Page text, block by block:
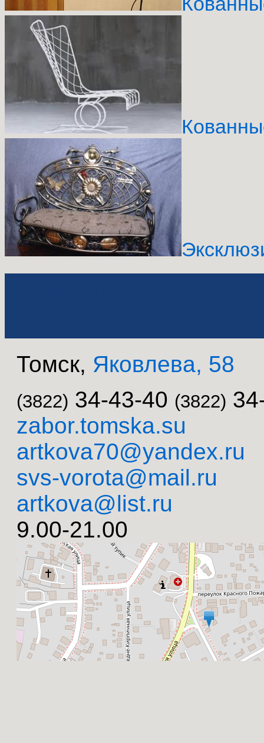
Томск, Яковлева, 58
(3822) 34-43-40 (3822)
zabor.tomska.su
artkova70@yandex.ru
svs-vorota@mail.ru
artkova@list.ru
9.00-21.00